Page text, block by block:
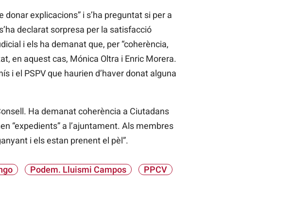
explicacions” i s’ha preguntat si per a
declarat sorpresa per la satisfacció
i els ha demanat que, per “coherència,
en aquest cas, Mónica Oltra i Enric Morera.
i el PSPV que haurien d’haver donat alguna
Ha demanat coherència a Ciutadans
“expedients” a l’ajuntament. Als membres
i els estan prenent el pèl”.
Podem. Lluismi Campos
PPCV